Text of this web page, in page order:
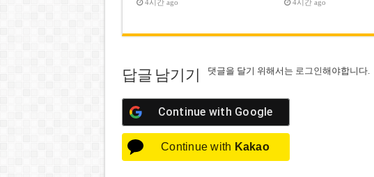
4시간 ago 4시간 ago
답글 남기기 댓글을 달기 위해서는 로그인해야합니다.
Continue with Google
Continue with Kakao